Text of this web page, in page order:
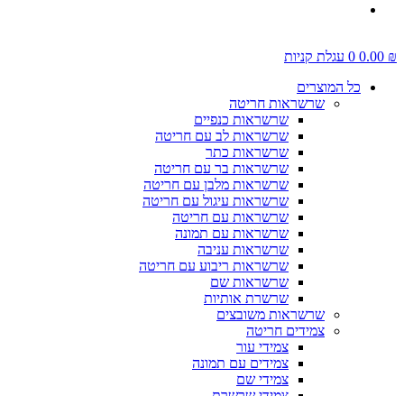
0.00 ₪
0 עגלת קניות
כל המוצרים
שרשראות חריטה
שרשראות כנפיים
שרשראות לב עם חריטה
שרשראות כתר
שרשראות בר עם חריטה
שרשראות מלבן עם חריטה
שרשראות עיגול עם חריטה
שרשראות עם חריטה
שרשראות עם תמונה
שרשראות עניבה
שרשראות ריבוע עם חריטה
שרשראות שם
שרשרת אותיות
שרשראות משובצים
צמידים חריטה
צמידי עור
צמידים עם תמונה
צמידי שם